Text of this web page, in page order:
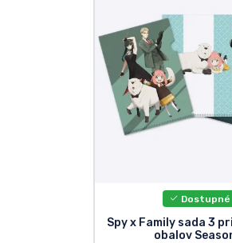
Dostupné
Spy x Family sada 3
obalov
Zoradiť podľa série
Zoradiť podľa filmov
Zoradiť podľa karikatúry
Zoradiť podľa hier